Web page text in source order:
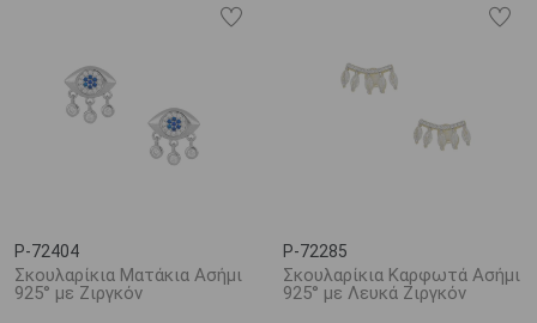
P-72404
Σκουλαρίκια Ματάκια Ασήμι
925° με Ζιργκόν
P-72285
Σκουλαρίκια Καρφωτά Ασήμι
925° με Λευκά Ζιργκόν